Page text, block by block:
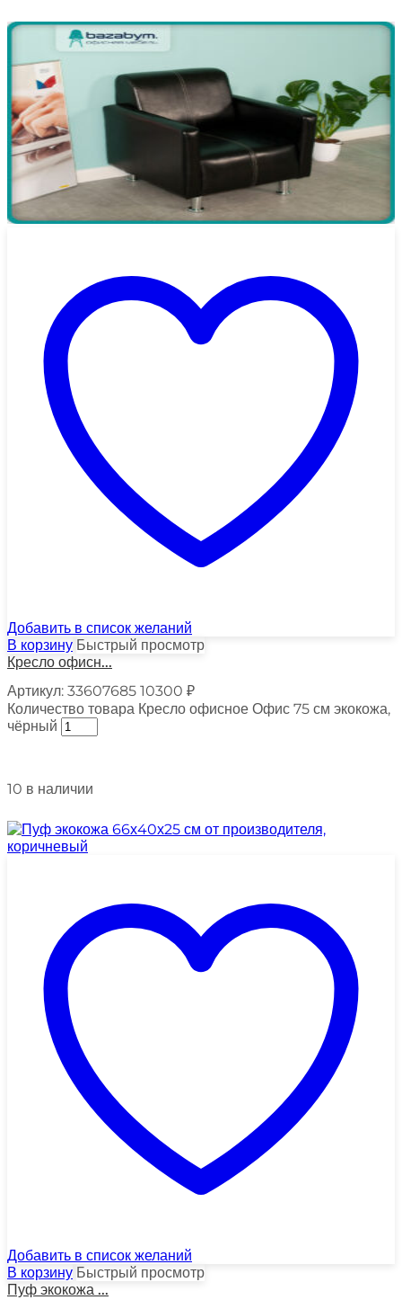
Добавить в список желаний
В корзину Быстрый просмотр
Кресло офисн...
Артикул: 33607685 10300 ₽
Количество товара Кресло офисное Офис 75 см экокожа,
чёрный
10 в наличии
Добавить в список желаний
В корзину Быстрый просмотр
Пуф экокожа ...